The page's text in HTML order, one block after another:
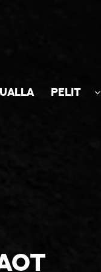
PELIT